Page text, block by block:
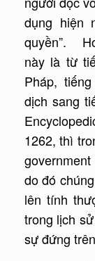
dụng hiện
quyền”.
này là từ
Pháp,
dịch sang
1262, thì
do đó
lên tính
trong lịch
sự đứng